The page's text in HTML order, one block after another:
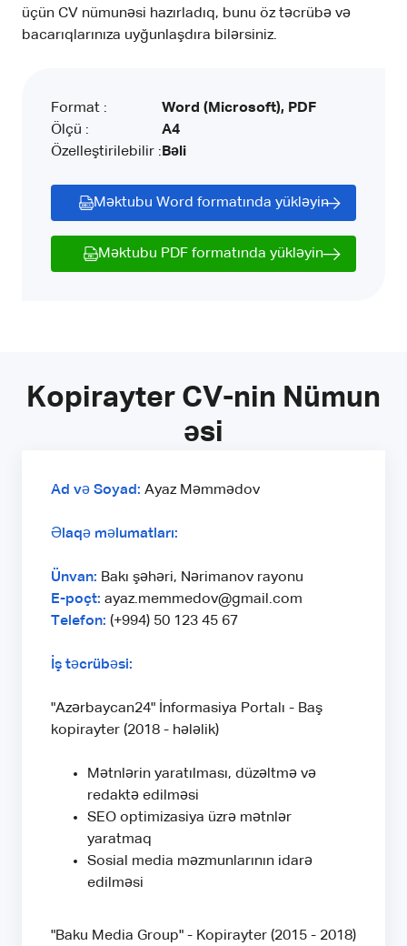
üçün CV nümunəsi hazırladıq, bunu öz təcrübə və
bacarıqlarınıza uyğunlaşdıra bilərsiniz.
Format :
Ölçü :
Özelleştirilebilir :
Word (Microsoft), PDF
A4
Bəli
Məktubu Word formatında yükləyin
Məktubu PDF formatında yükləyin
Kopirayter CV-nin Nümun
əsi
Ad və Soyad: Ayaz Məmmədov
Əlaqə məlumatları:
Ünvan: Bakı şəhəri, Nərimanov rayonu
E-poçt: ayaz.memmedov@gmail.com
Telefon: (+994) 50 123 45 67
İş təcrübəsi:
"Azərbaycan24" İnformasiya Portalı - Baş
kopirayter (2018 - hələlik)
Mətnlərin yaratılması, düzəltmə və
redaktə edilməsi
SEO optimizasiya üzrə mətnlər
yaratmaq
Sosial media məzmunlarının idarə
edilməsi
"Baku Media Group" - Kopirayter (2015 - 2018)